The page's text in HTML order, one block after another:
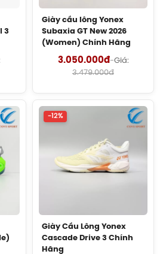
Chính Hãng
Chính Hãng
Lông Yonex Eclipsion Z
Chính Hãng
Lông Lining Axforce 100 Max
Lông Kizuna Z63X Chính
3
Giày cầu lông Yonex
Subaxia GT New 2026
(Women) Chính Hãng
3.050.000đ-Giá:
3.479.000đ
-12%
Giày Cầu Lông Yonex
Cascade Drive 3 Chính
Hãng